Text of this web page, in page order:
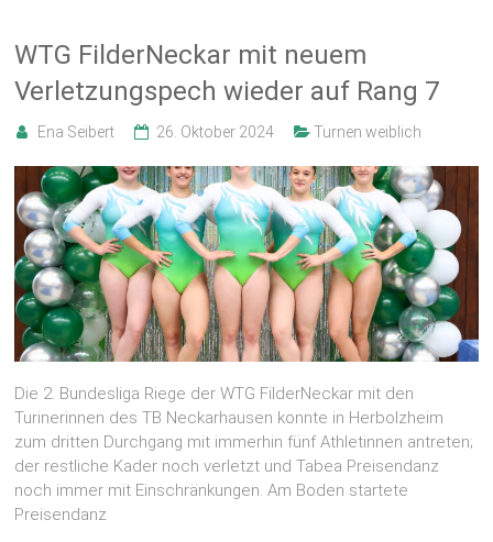
WTG FilderNeckar mit neuem
Verletzungspech wieder auf Rang 7
Ena Seibert 26. Oktober 2024 Turnen weiblich
Die 2. Bundesliga Riege der WTG FilderNeckar mit den
Turinerinnen des TB Neckarhausen konnte in Herbolzheim
zum dritten Durchgang mit immerhin fünf Athletinnen antreten;
der restliche Kader noch verletzt und Tabea Preisendanz
noch immer mit Einschränkungen. Am Boden startete
Preisendanz